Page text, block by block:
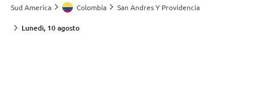
Svizzera
Sud America Colombia San Andres Y Providencia
Lunedi, 10 agosto